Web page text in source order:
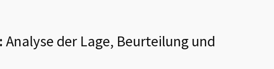
Analyse der Lage, Beurteilung und